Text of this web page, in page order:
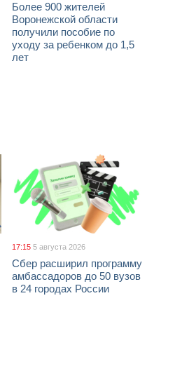
Более 900 жителей
Воронежской области
получили пособие по
уходу за ребенком до 1,5
лет
17:15 5 августа 2026
Сбер расширил программу
амбассадоров до 50 вузов
в 24 городах России